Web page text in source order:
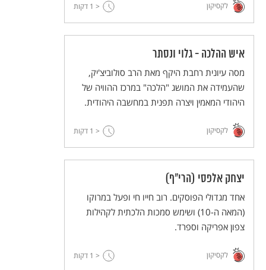
לקסיקון < 1 דקות
איש ההלכה - גלוי ונסתר
מסה עיונית רחבת היקף מאת הרב סולוביצ'יק,
שהעמידה את המושג "הלכה" במרכז ההוויה של
היהודי המאמין ויצרה תפנית במחשבה היהודית.
לקסיקון < 1 דקות
יצחק אלפסי (הרי"ף)
אחד מגדולי הפוסקים. רוב חייו חי ופעל במרוקו
(המאה ה-10) ושימש סמכות הלכתית לקהילות
צפון אפריקה וספרד.
לקסיקון < 1 דקות